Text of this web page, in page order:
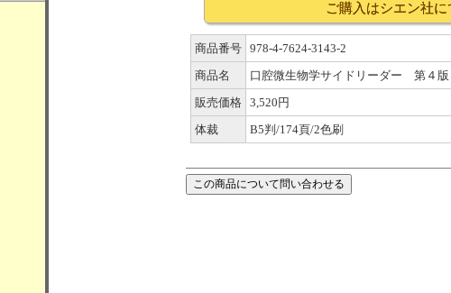
ご購入はシエン社に
商品番号 978-4-7624-3143-2
商品名
口腔微生物学サイドリーダー 第４版
販売価格 3,520円
体裁
B5判/174頁/2色刷